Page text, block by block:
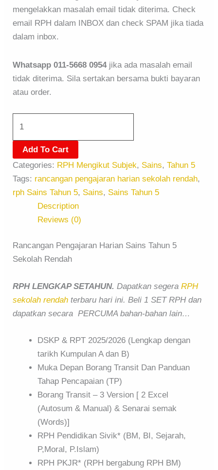
mengelakkan masalah email tidak diterima. Check
email RPH dalam INBOX dan check SPAM jika tiada
dalam inbox.
Whatsapp 011-5668 0954jika ada masalah email
tidak diterima. Sila sertakan bersama bukti bayaran
atau order.
Add To Cart
Categories: RPH Mengikut Subjek, Sains,Tahun 5
Tags: rancangan pengajaran harian sekolah rendah,
rph Sains Tahun 5, Sains, Sains Tahun 5
Description
Reviews (0)
Rancangan Pengajaran Harian Sains Tahun 5
Sekolah Rendah
RPH LENGKAP SETAHUN. Dapatkan segeraRPH
sekolah rendah terbaru hari ini. Beli 1 SET RPH dan
dapatkan secara PERCUMA bahan-bahan lain…
DSKP & RPT 2025/2026 (Lengkap dengan
tarikh Kumpulan A dan B)
Muka Depan Borang Transit Dan Panduan
Tahap Pencapaian (TP)
Borang Transit – 3 Version [ 2 Excel
(Autosum & Manual) & Senarai semak
(Words)]
RPH Pendidikan Sivik* (BM, BI, Sejarah,
P,Moral, P.Islam)
RPH PKJR* (RPH bergabung RPH BM)